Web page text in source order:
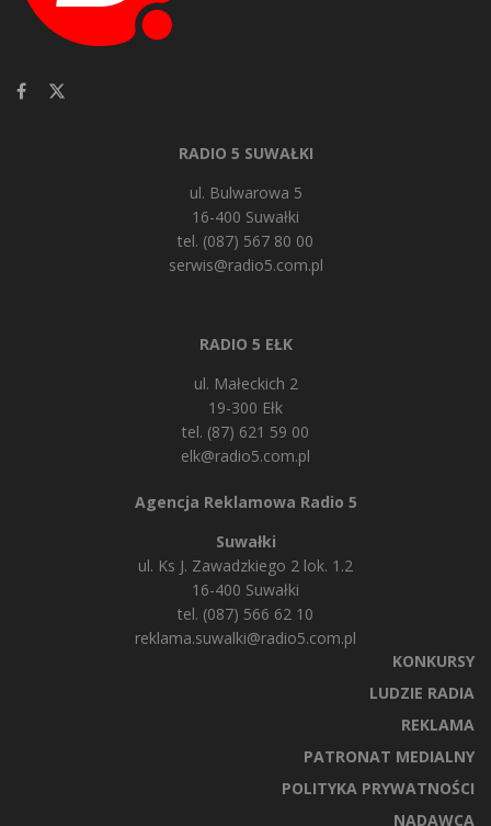
RADIO 5 SUWAŁKI
ul. Bulwarowa 5
16-400 Suwałki
tel. (087) 567 80 00
serwis@radio5.com.pl
RADIO 5 EŁK
ul. Małeckich 2
19-300 Ełk
tel. (87) 621 59 00
elk@radio5.com.pl
Agencja Reklamowa Radio 5
Suwałki
ul. Ks J. Zawadzkiego 2 lok. 1.2
16-400 Suwałki
tel. (087) 566 62 10
reklama.suwalki@radio5.com.pl
KONKURSY
LUDZIE RADIA
REKLAMA
PATRONAT MEDIALNY
POLITYKA PRYWATNOŚCI
NADAWCA